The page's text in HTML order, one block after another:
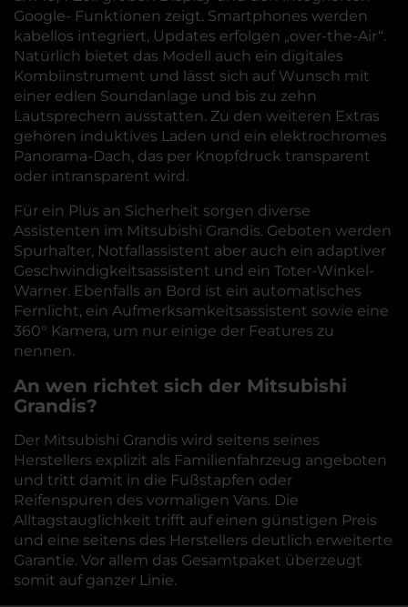
Google- Funktionen zeigt. Smartphones werden
kabellos integriert, Updates erfolgen „over-the-Air“.
Natürlich bietet das Modell auch ein digitales
Kombiinstrument und lässt sich auf Wunsch mit
einer edlen Soundanlage und bis zu zehn
Lautsprechern ausstatten. Zu den weiteren Extras
gehören induktives Laden und ein elektrochromes
Panorama-Dach, das per Knopfdruck transparent
oder intransparent wird.
Für ein Plus an Sicherheit sorgen diverse
Assistenten im Mitsubishi Grandis. Geboten werden
Spurhalter, Notfallassistent aber auch ein adaptiver
Geschwindigkeitsassistent und ein Toter-Winkel-
Warner. Ebenfalls an Bord ist ein automatisches
Fernlicht, ein Aufmerksamkeitsassistent sowie eine
360° Kamera, um nur einige der Features zu
nennen.
An wen richtet sich der Mitsubishi
Grandis?
Der Mitsubishi Grandis wird seitens seines
Herstellers explizit als Familienfahrzeug angeboten
und tritt damit in die Fußstapfen oder
Reifenspuren des vormaligen Vans. Die
Alltagstauglichkeit trifft auf einen günstigen Preis
und eine seitens des Herstellers deutlich erweiterte
Garantie. Vor allem das Gesamtpaket überzeugt
somit auf ganzer Linie.